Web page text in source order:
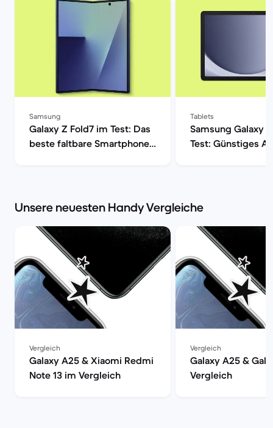
Samsung
Galaxy Z Fold7 im Test: Das
beste faltbare Smartphone?
Tablets
Samsung Galaxy
Test: Günstiges
Unsere neuesten Handy Vergleiche
Vergleich
Galaxy A25 & Xiaomi Redmi
Note 13 im Vergleich
Vergleich
Galaxy A25 &
Vergleich